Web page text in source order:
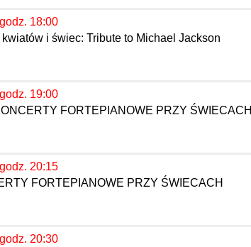
18:00
i świec: Tribute to Michael Jackson
19:00
FORTEPIANOWE PRZY ŚWIECACH
20:15
FORTEPIANOWE PRZY ŚWIECACH
20:30